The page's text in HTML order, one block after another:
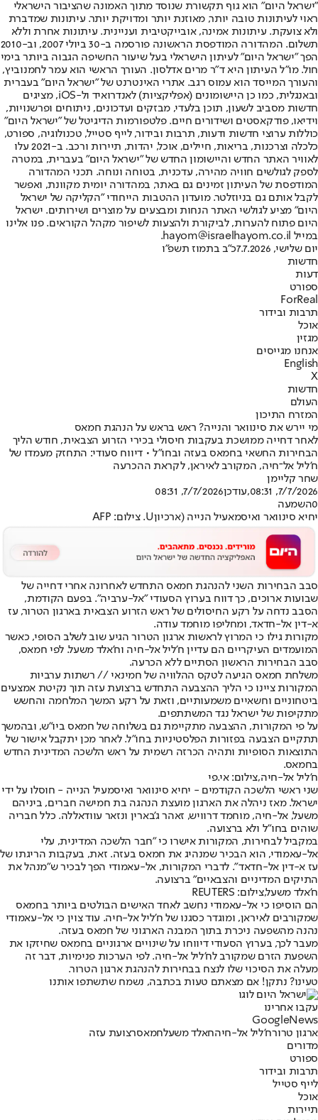
"ישראל היום" הוא גוף תקשורת שנוסד מתוך האמונה שהציבור הישראלי
ראוי לעיתונות טובה יותר, מאוזנת יותר ומדויקת יותר. עיתונות שמדברת
ולא צועקת. עיתונות אמינה, אובייקטיבית ועניינית. עיתונות אחרת וללא
תשלום. המהדורה המודפסת הראשונה פורסמה ב-30 ביולי 2007, וב-2010
הפך "ישראל היום" לעיתון הישראלי בעל שיעור החשיפה הגבוה ביותר בימי
חול. מו"ל העיתון היא ד"ר מרים אדלסון. העורך הראשי הוא עמר לחמנוביץ,
והעורך המייסד הוא עמוס רגב. אתרי האינטרנט של "ישראל היום" בעברית
ובאנגלית, כמו כן היישומונים (אפליקציות) לאנדרואיד ול-iOS, מציגים
חדשות מסביב לשעון, תוכן בלעדי, מבזקים ועדכונים, ניתוחים ופרשנויות,
וידיאו, פודקאסטים ושידורים חיים. פלטפורמות הדיגיטל של "ישראל היום"
כוללות ערוצי חדשות ודעות, תרבות ובידור, לייף סטייל, טכנולוגיה, ספורט,
כלכלה וצרכנות, בריאות, חיילים, אוכל, יהדות, תיירות ורכב. ב-2021 עלו
לאוויר האתר החדש והיישומון החדש של "ישראל היום" בעברית, במטרה
לספק לגולשים חוויה מהירה, עדכנית, בטוחה ונוחה. תכני המהדורה
המודפסת של העיתון זמינים גם באתר, במהדורה יומית מקוונת, ואפשר
לקבל אותם גם בניוזלטר. מועדון ההטבות הייחודי "הקליקה של ישראל
היום" מציע לגולשי האתר הנחות ומבצעים על מוצרים ושירותים. ישראל
היום פתוח להערות, לביקורת ולהצעות לשיפור מקהל הקוראים. פנו אלינו
במייל hayom@israelhayom.co.il.
יום שלישי, 7.7.2026
כ"ב בתמוז תשפ"ו
חדשות
דעות
ספורט
ForReal
תרבות ובידור
אוכל
מגזין
אנחנו מגייסים
English
X
חדשות
העולם
המזרח התיכון
מי יירש את סינוואר והנייה? ראש בראש על הנהגת חמאס
לאחר דחייה ממושכת בעקבות חיסולי בכירי הזרוע הצבאית, חודש הליך
הבחירות החשאי בחמאס בעזה ובחו"ל • דיווח סעודי: התחזק מעמדו של
ח'ליל אל־חיה, המקורב לאיראן, לקראת ההכרעה
שחר קליימן
7/7/2026, 08:31
,עודכן7/7/2026, 08:31
0השמעה
יחיא סינוואר ואיסמאעיל הנייה (ארכיוןU. צילום: AFP
סבב הבחירות השני להנהגת חמאס התחדש לאחרונה אחרי דחייה של
שבועות ארוכים, כך דווח בערוץ הסעודי "אל-ערביה". בפעם הקודמת,
הסבב נדחה על רקע החיסולים של ראש הזרוע הצבאית בארגון הטרור, עז
א-דין אל-חדאד, ומחליפו מוחמד עודה.
מקורות גילו כי המרוץ לראשות ארגון הטרור הגיע שוב לשלב הסופי, כאשר
המועמדים העיקריים הם עדיין ח'ליל אל-חיה וח'אלד משעל. לפי חמאס,
סבב הבחירות הראשון הסתיים ללא הכרעה.
משלחת חמאס הגיעה לטקס ההלוויה של חמינאי // רשתות ערביות
המקורות ציינו כי הליך ההצבעה התחדש ברצועת עזה תוך נקיטת אמצעים
ביטחוניים וחשאיים משמעותיים, וזאת על רקע המשך המלחמה והחשש
מתקיפות של ישראל נגד המשתתפים.
על פי המקורות, ההצבעה מתקיימת גם בשלוחה של חמאס ביו"ש, ובהמשך
תתקיים הצבעה בפזורות הפלסטיניות בחו"ל. לאחר מכן יתקבל אישור של
התוצאות הסופיות ותהיה הכרזה רשמית על ראש הלשכה המדינית החדש
בחמאס.
ח'ליל אל-חיה,צילום: אי.פי
שני ראשי הלשכה הקודמים - יחיא סינוואר ואיסמעיל הנייה - חוסלו על ידי
ישראל. מאז ניהלה את הארגון מועצת הנהגה בת חמישה חברים, ביניהם
משעל, אל-חיה, מוחמד דרוויש, זאהר ג'בארין ונזאר עוודאללה. כלל חבריה
שוהים בחו"ל ולא ברצועה.
במקביל לבחירות, המקורות אישרו כי "חבר הלשכה המדינית, עלי
אל-עאמודי, הוא הבכיר שמנהיג את חמאס בעזה. זאת, בעקבות הריגתו של
עז א-דין אל-חדאד". לדברי המקורות, אל-עאמודי הפך לבכיר ש"מנהל את
התיקים המדיניים והצבאיים" ברצועה.
ח'אלד משעל,צילום: REUTERS
הם הוסיפו כי אל-עאמודי נחשב לאחד האישים הבולטים ביותר בחמאס
שמקורבים לאיראן, ומוגדר כסגנו של ח'ליל אל-חיה. עוד צוין כי אל-עאמודי
נהנה מהשפעה ניכרת בתוך המבנה הארגוני של חמאס בעזה.
מעבר לכך, בערוץ הסעודי דיווחו על שינויים ארגוניים בחמאס שחיזקו את
השפעת הזרם שמקורב לח'ליל אל-חיה. לפי הערכות פנימיות, דבר זה
מעלה את הסיכוי שלו לנצח בבחירות להנהגת ארגון הטרור.
טעינו? נתקן! אם מצאתם טעות בכתבה, נשמח שתשתפו אותנו
עקבו אחרינו
Googl eNews
ארגון טרורח'ליל אל-חיהחאלד משעלחמאסרצועת עזה
מדורים
ספורט
תרבות ובידור
לייף סטייל
אוכל
תיירות